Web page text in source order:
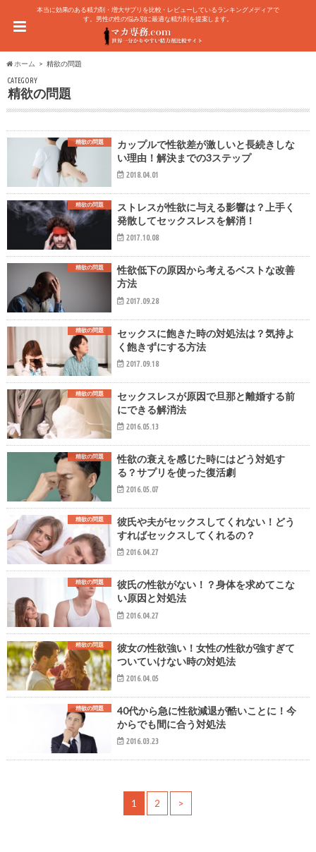
本当に効果のある精力剤・増大サプリを比較・レビューしているランキングメディアで
す。男性の性の悩み別に最適な精力剤を提案します。
ホーム 精欲の問題
CATEGORY
精欲の問題
精欲の問題
カップルで性欲差が激しいと長続きしな
い理由！解決までの3ステップ
2018.04.01
精欲の問題
ストレスが性欲に与える影響は？上手く
発散してセックスレスを解消！
2017.10.08
精欲の問題
性欲低下の原因から考えるベストな改善
方法
2017.09.28
精欲の問題
セックスに飽きた時の対処法は？気持よ
く飽きずにする方法
2017.09.18
精欲の問題
セックスレスが原因で旦那と離婚する前
にできる解消法
2016.05.13
精欲の問題
性欲の衰えを感じた時にはどう対処す
る？サプリを使った復活劇
2016.05.07
精欲の問題
彼氏や夫がセックスしてくれない！どう
すればセックスしてくれるの？
2016.04.27
精欲の問題
彼氏の性欲がない！？身体を求めてこな
い原因と対処法
2016.04.27
精欲の問題
彼女の性欲強い！女性の性欲が強すぎて
ついていけない時の対処法
2016.04.05
精欲の問題
40代から急に性欲減退が酷いことに！今
からでも間に合う対処法
2016.03.23
1 2 >